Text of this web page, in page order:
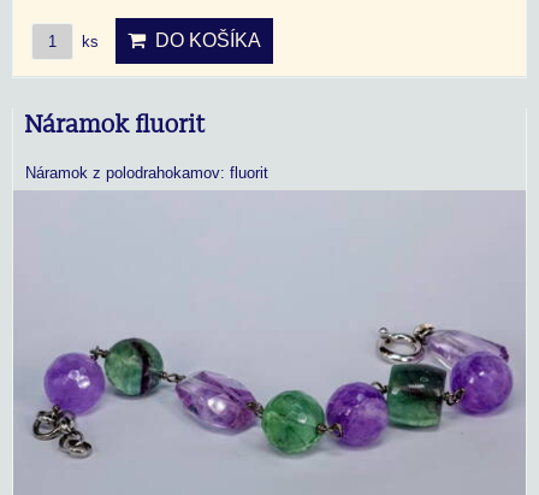
ks DO KOŠÍKA
Náramok fluorit
Náramok z polodrahokamov: fluorit